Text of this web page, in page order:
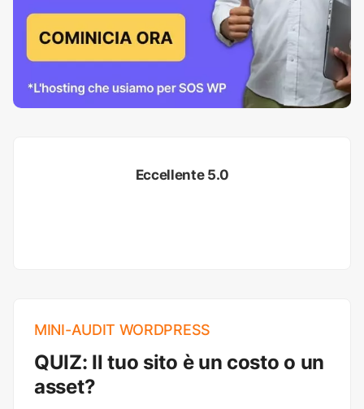
Eccellente 5.0
MINI-AUDIT WORDPRESS
QUIZ: Il tuo sito è un costo o un
asset?